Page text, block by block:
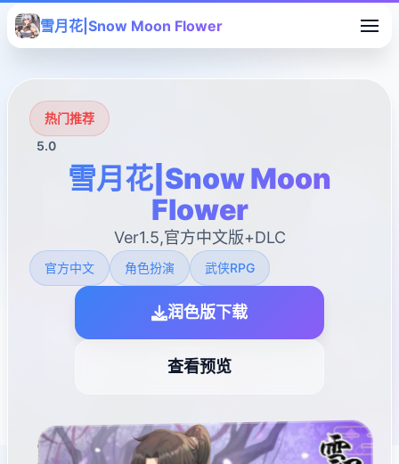
雪月花|Snow Moon Flower
热门推荐
5.0
雪月花|Snow Moon
Flower
Ver1.5,官方中文版+DLC
官方中文 角色扮演 武侠RPG
润色版下载
查看预览